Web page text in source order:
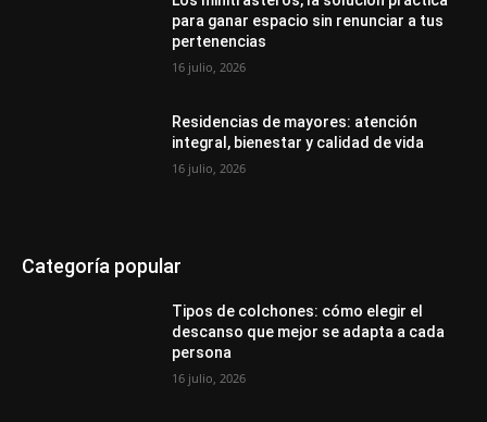
para ganar espacio sin renunciar a tus
pertenencias
16 julio, 2026
Residencias de mayores: atención
integral, bienestar y calidad de vida
16 julio, 2026
Categoría popular
Tipos de colchones: cómo elegir el
descanso que mejor se adapta a cada
persona
16 julio, 2026